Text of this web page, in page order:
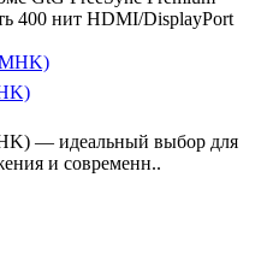
400 нит HDMI/DisplayPort
— идеальный выбор для
и современн..